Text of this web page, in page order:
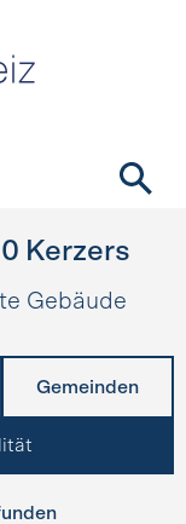
Kerzers
Gebäude
Gemeinden